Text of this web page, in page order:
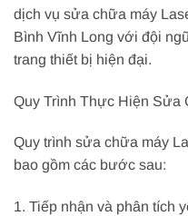
dịch vụ sửa chữa máy
Bình Vĩnh Long với đội
trang thiết bị hiện đại.
Quy Trình Thực Hiện Sửa
Quy trình sửa chữa máy
bao gồm các bước sau:
1. Tiếp nhận và phân tích